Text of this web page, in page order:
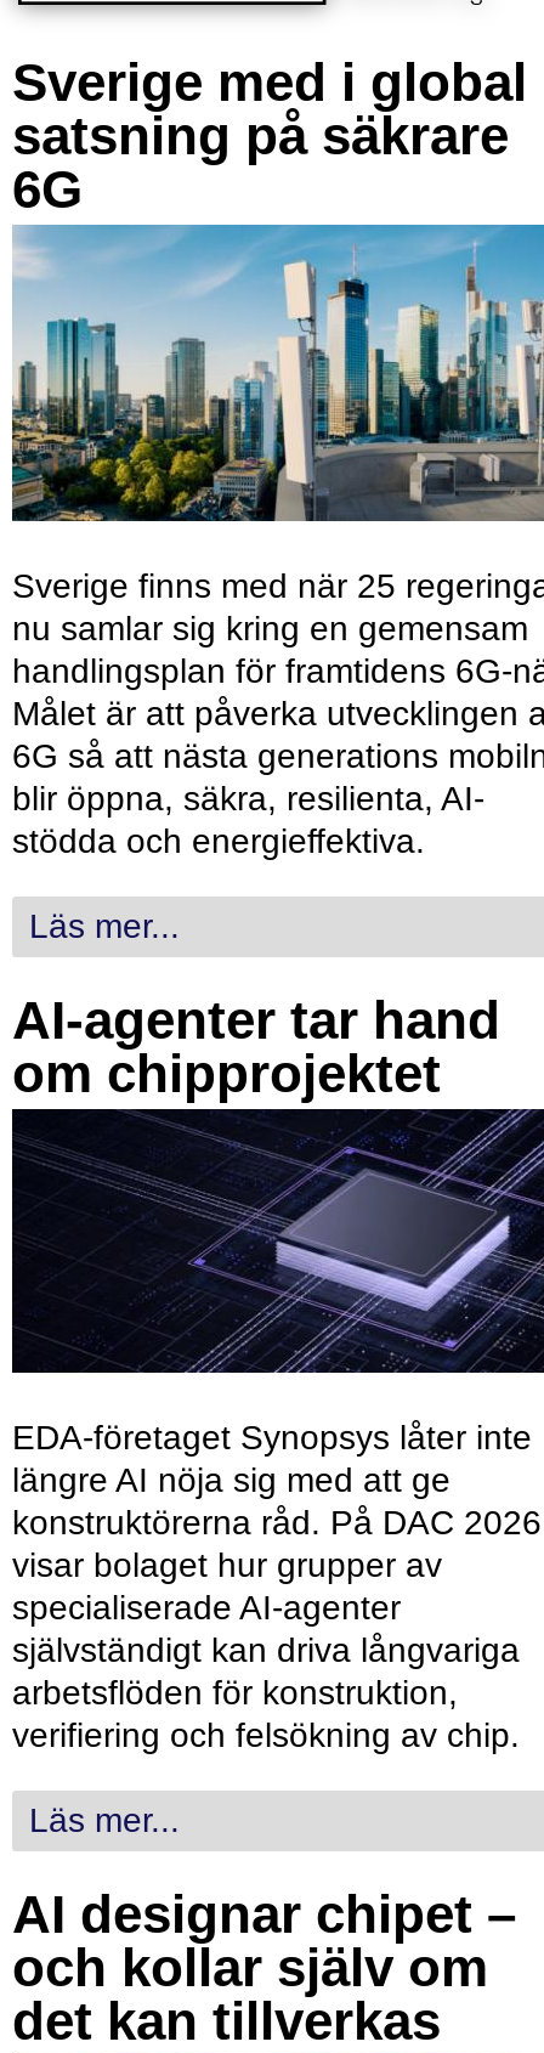
Sverige med i global
satsning på säkrare
6G
Sverige finns med när 25
nu samlar sig kring en gemensam
handlingsplan för framtidens 6G-
Målet är att påverka utvecklingen
6G så att nästa generations
blir öppna, säkra, resilienta, AI-
stödda och energieffektiva.
Läs mer...
AI-agenter tar hand
om chipprojektet
EDA-företaget Synopsys låter inte
längre AI nöja sig med att ge
konstruktörerna råd. På DAC 2026
visar bolaget hur grupper av
specialiserade AI-agenter
självständigt kan driva långvariga
arbetsflöden för konstruktion,
verifiering och felsökning av chip.
Läs mer...
AI designar chipet –
och kollar själv om
det kan tillverkas